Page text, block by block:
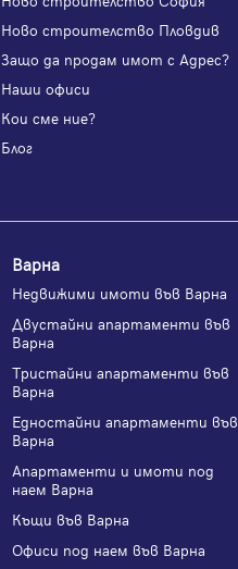
Ново строителство Пловдив
Защо да продам имот с Адрес?
Наши офиси
Кои сме ние?
Блог
Варна
Недвижими имоти във Варна
Двустайни апартаменти във
Варна
Тристайни апартаменти във
Варна
Едностайни апартаменти във
Варна
Апартаменти и имоти под
наем Варна
Къщи във Варна
Офиси под наем във Варна